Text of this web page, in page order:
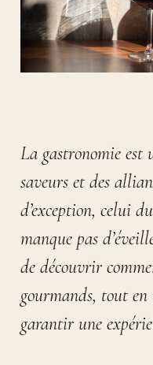
La gastronomie
saveurs et des
d’exception, celui
manque pas
de découvrir
gourmands, tout en
garantir une